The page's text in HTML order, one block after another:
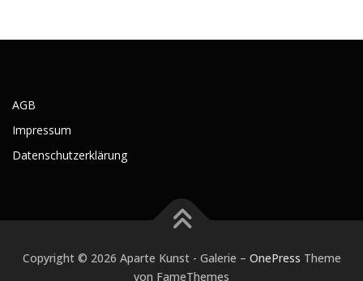
AGB
Impressum
Datenschutzerklärung
Copyright © 2026 Aparte Kunst - Galerie – OnePress Theme
von FameThemes